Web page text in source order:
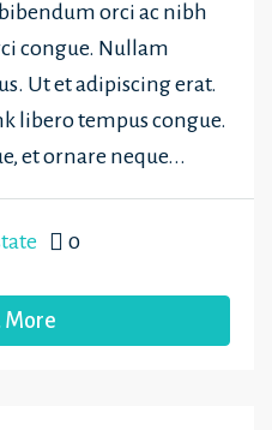
orci ac nibh
congue. Nullam
Ut et adipiscing erat.
libero tempus congue.
et ornare neque...
0
More